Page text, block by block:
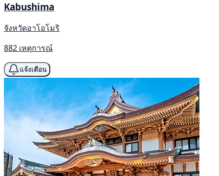
Kabushima
จังหวัดอาโอโมริ
882 เหตุการณ์
แจ้งเตือน